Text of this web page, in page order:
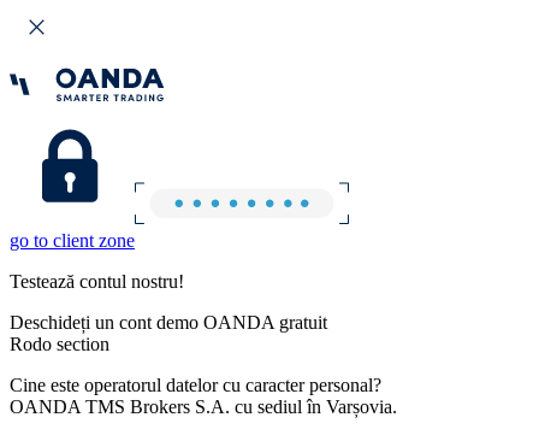
go to client zone
Testează contul nostru!
Deschideți un cont demo OANDA gratuit
Rodo section
Cine este operatorul datelor cu caracter personal?
OANDA TMS Brokers S.A. cu sediul în Varșovia.